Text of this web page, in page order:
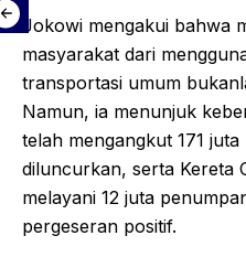
Jokowi mengakui bahwa
masyarakat dari
transportasi umum
Namun, ia menunjuk
telah mengangkut 171
diluncurkan, serta Kereta
melayani 12 juta
pergeseran positif.